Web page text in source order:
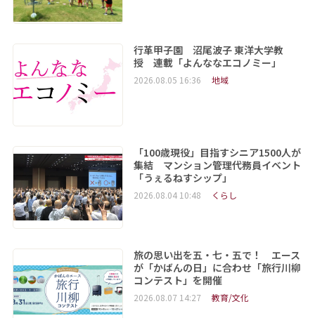
行革甲子園 沼尾波子 東洋大学教
授 連載「よんななエコノミー」
2026.08.05 16:36 地域
「100歳現役」目指すシニア1500人が
集結 マンション管理代務員イベント
「うぇるねすシップ」
2026.08.04 10:48 くらし
旅の思い出を五・七・五で！ エース
が「かばんの日」に合わせ「旅行川柳
コンテスト」を開催
2026.08.07 14:27 教育/文化